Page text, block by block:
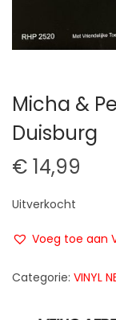
Micha &
Duisburg
€ 14,99
Uitverkocht
Voeg toe aan
Categorie: VINYL